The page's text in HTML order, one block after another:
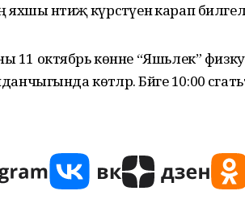
нәтиҗә күрсәтүенә карап
октябрь көнне “Яшьлек”
көтәләр. Бәйге 10:00